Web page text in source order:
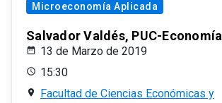
Microeconomía Aplicada
Salvador Valdés, PUC-Economía
13 de Marzo de 2019
15:30
Facultad de Ciencias Económicas y